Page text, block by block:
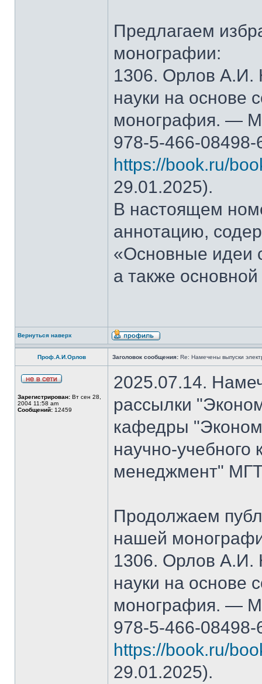
Предлагаем
монографии:
1306. Орлов А.И.
науки на основе
монография. —
978-5-466-
https://book.ru/
29.01.2025).
В настоящем
аннотацию,
«Основные идеи
а также
Вернуться наверх
Проф.А.И.Орлов Заголовок сообщения: Re: Намечены выпуски
Зарегистрирован: Вт сен 28,
2004 11:58 am
Сообщений: 12459
2025.07.14.
рассылки
кафедры
научно-
менеджмент"
Продолжаем
нашей
1306. Орлов А.И.
науки на основе
монография. —
978-5-466-
https://book.ru/
29.01.2025).